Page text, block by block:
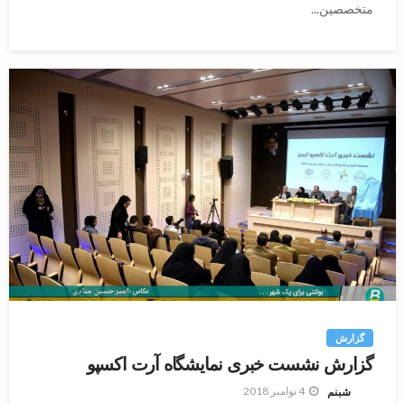
ﻣﺘﺨﺼﺼﯿﻦ...
گزارش
گزارش نشست خبری نمایشگاه آرت اکسپو
شبنم 4 نوامبر 2018